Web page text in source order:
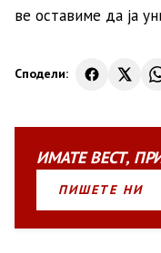
ве оставиме да ја
Сподели:
ИМАТЕВЕСТ,
ПИШЕТЕ НИ